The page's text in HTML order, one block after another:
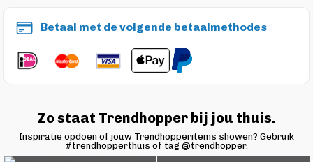
Betaal met de volgende betaalmethodes
Zo staat Trendhopper bij jou thuis.
Inspiratie opdoen of jouw Trendhopperitems showen? Gebruik
#trendhopperthuis of tag @trendhopper.